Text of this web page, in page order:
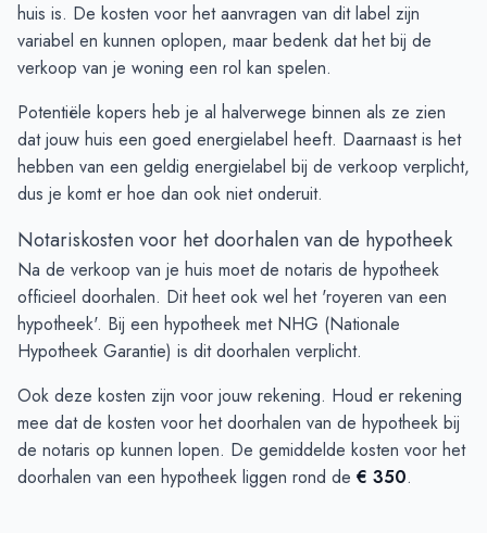
huis is. De kosten voor het aanvragen van dit label zijn
variabel en kunnen oplopen, maar bedenk dat het bij de
verkoop van je woning een rol kan spelen.
Potentiële kopers heb je al halverwege binnen als ze zien
dat jouw huis een goed energielabel heeft. Daarnaast is het
hebben van een geldig energielabel bij de verkoop verplicht,
dus je komt er hoe dan ook niet onderuit.
Notariskosten voor het doorhalen van de hypotheek
Na de verkoop van je huis moet de notaris de hypotheek
officieel doorhalen. Dit heet ook wel het 'royeren van een
hypotheek'. Bij een hypotheek met NHG (Nationale
Hypotheek Garantie) is dit doorhalen verplicht.
Ook deze kosten zijn voor jouw rekening. Houd er rekening
mee dat de kosten voor het doorhalen van de hypotheek bij
de notaris op kunnen lopen. De gemiddelde kosten voor het
doorhalen van een hypotheek liggen rond de € 350.